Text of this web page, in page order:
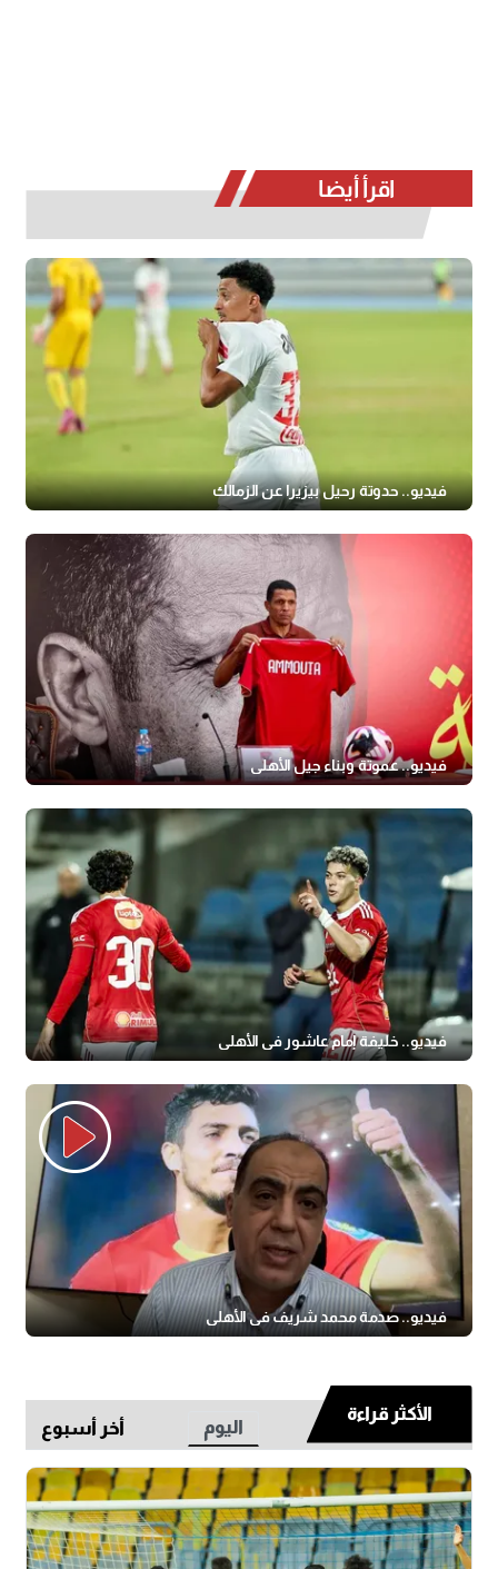
اقرأ أيضا
فيديو.. حدوتة رحيل بيزيرا عن الزمالك
فيديو.. عموتة وبناء جيل الأهلي
فيديو.. خليفة إمام عاشور في الأهلي
فيديو.. صدمة محمد شريف في الأهلي
الأكثر قراءة
اليوم أخر أسبوع